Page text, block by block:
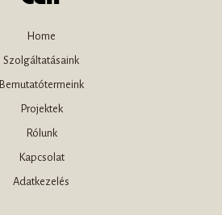
Home
Szolgáltatásaink
Bemutatótermeink
Projektek
Rólunk
Kapcsolat
Adatkezelés